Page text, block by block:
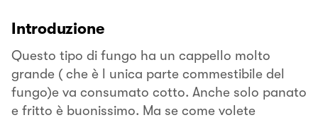
Introduzione
Questo tipo di fungo ha un cappello molto
grande ( che è l unica parte commestibile del
fungo)e va consumato cotto. Anche solo panato
e fritto è buonissimo. Ma se come volete